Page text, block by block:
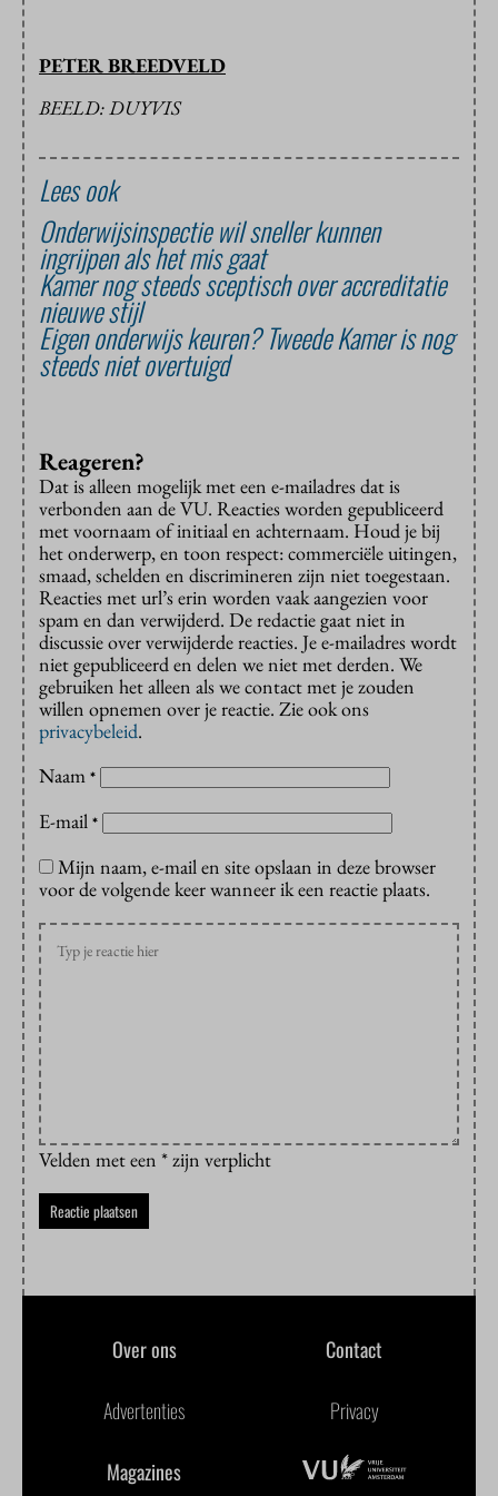
PETER BREEDVELD
BEELD: DUYVIS
Lees ook
Onderwijsinspectie wil sneller kunnen
ingrijpen als het mis gaat
Kamer nog steeds sceptisch over accreditatie
nieuwe stijl
Eigen onderwijs keuren? Tweede Kamer is nog
steeds niet overtuigd
Reageren?
Dat is alleen mogelijk met een e-mailadres dat is
verbonden aan de VU. Reacties worden gepubliceerd
met voornaam of initiaal en achternaam. Houd je bij
het onderwerp, en toon respect: commerciële uitingen,
smaad, schelden en discrimineren zijn niet toegestaan.
Reacties met url’s erin worden vaak aangezien voor
spam en dan verwijderd. De redactie gaat niet in
discussie over verwijderde reacties. Je e-mailadres wordt
niet gepubliceerd en delen we niet met derden. We
gebruiken het alleen als we contact met je zouden
willen opnemen over je reactie. Zie ook ons
privacybeleid.
Naam *
E-mail *
Mijn naam, e-mail en site opslaan in deze browser
voor de volgende keer wanneer ik een reactie plaats.
Velden met een * zijn verplicht
Over ons Contact
Advertenties Privacy
Magazines